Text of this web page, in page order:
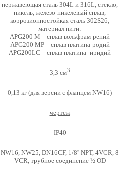
нержавеющая сталь 304L и 316L, стекло,
никель, железо-никелевый сплав,
коррозионностойкая сталь 302S26;
материал нити:
APG200 М – сплав вольфрам-рений
APG200 MP – сплав платина-родий
APG200LC – сплав платина- иридий
3,3 см3
0,13 кг (для версии с фланцем NW16)
чертеж
IP40
NW16, NW25, DN16CF, 1/8'' NPT, 4VCR, 8
VCR, трубное соединение ½ OD